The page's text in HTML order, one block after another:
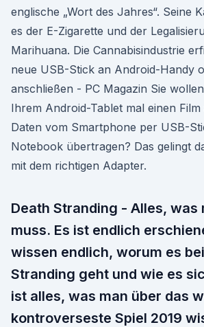
englische „Wort des Jahres“. Seine
es der E-Zigarette und der
Marihuana. Die Cannabisindustrie
neue USB-Stick an Android-Handy
anschließen - PC Magazin Sie
Ihrem Android-Tablet mal einen
Daten vom Smartphone per USB-
Notebook übertragen? Das gelingt
mit dem richtigen Adapter.
Death Stranding - Alles, was
muss. Es ist endlich
wissen endlich, worum es
Stranding geht und wie es
ist alles, was man über das
kontroverseste Spiel 2019